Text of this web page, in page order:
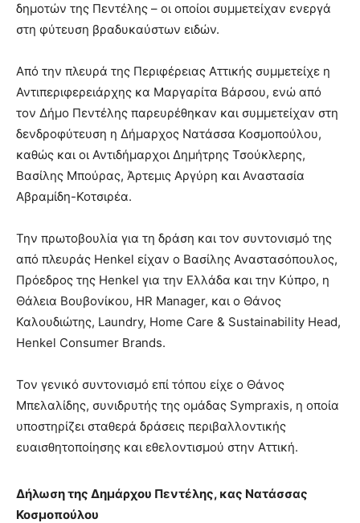
δημοτών της Πεντέλης – οι οποίοι συμμετείχαν ενεργά
στη φύτευση βραδυκαύστων ειδών.
Από την πλευρά της Περιφέρειας Αττικής συμμετείχε η
Αντιπεριφερειάρχης κα Μαργαρίτα Βάρσου, ενώ από
τον Δήμο Πεντέλης παρευρέθηκαν και συμμετείχαν στη
δενδροφύτευση η Δήμαρχος Νατάσσα Κοσμοπούλου,
καθώς και οι Αντιδήμαρχοι Δημήτρης Τσούκλερης,
Βασίλης Μπούρας, Άρτεμις Αργύρη και Αναστασία
Αβραμίδη-Κοτσιρέα.
Την πρωτοβουλία για τη δράση και τον συντονισμό της
από πλευράς Henkel είχαν ο Βασίλης Αναστασόπουλος,
Πρόεδρος της Henkel για την Ελλάδα και την Κύπρο, η
Θάλεια Βουβονίκου, HR Manager, και ο Θάνος
Καλουδιώτης, Laundry, Home Care & Sustainability Head,
Henkel Consumer Brands.
Τον γενικό συντονισμό επί τόπου είχε ο Θάνος
Μπελαλίδης, συνιδρυτής της ομάδας Sympraxis, η οποία
υποστηρίζει σταθερά δράσεις περιβαλλοντικής
ευαισθητοποίησης και εθελοντισμού στην Αττική.
Δήλωση της Δημάρχου Πεντέλης, κας Νατάσσας
Κοσμοπούλου